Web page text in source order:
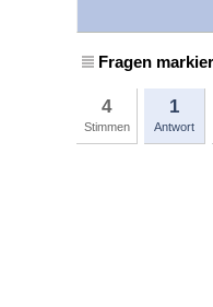
Fragen
4
Stimmen
1
Antwort